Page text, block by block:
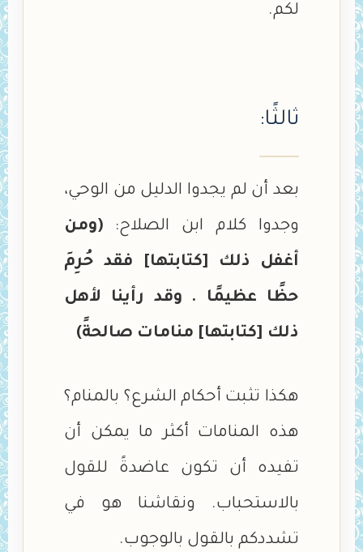
لكم.
ثالثًا:
بعد أن لم يجدوا الدليل من الوحي،
وجدوا كلام ابن الصلاح: (ومن
أغفل ذلك [كتابتها] فقد حُرِمَ
حظًا عظيمًا . وقد رأينا لأهل
ذلك [كتابتها] منامات صالحةً)
هكذا تثبت أحكام الشرع؟ بالمنام؟
هذه المنامات أكثر ما يمكن أن
تفيده أن تكون عاضدةً للقول
بالاستحباب. ونقاشنا هو في
تشددكم بالقول بالوجوب.